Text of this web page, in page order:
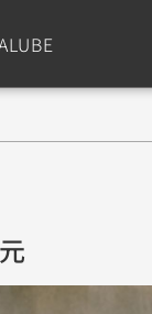
瀏覽紀錄